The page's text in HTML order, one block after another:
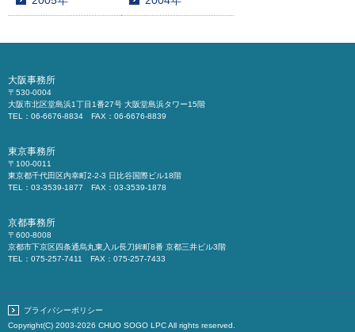
大阪事務所
〒530-0004
大阪市北区堂島浜1丁目1番27号 大阪堂島浜タワー15階
TEL：06-6676-8834 FAX：06-6676-8839
東京事務所
〒100-0011
東京都千代田区内幸町2-2-3 日比谷国際ビル18階
TEL：03-3539-1877 FAX：03-3539-1878
京都事務所
〒600-8008
京都市下京区四条通烏丸東入ル長刀鉾町8番 京都三井ビル3階
TEL：075-257-7411 FAX：075-257-7433
プライバシーポリシー
Copyright(C) 2003-2026 CHUO SOGO LPCAll rights reserved.